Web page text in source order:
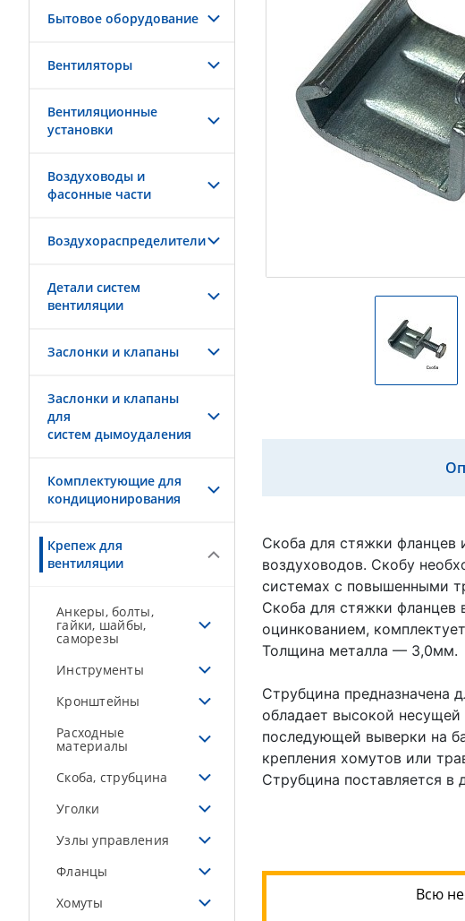
Бытовое оборудование
Вентиляторы
Вентиляционные
установки
Воздуховоды и
фасонные части
Воздухораспределители
Детали систем
вентиляции
Заслонки и клапаны
Заслонки и клапаны
для
систем дымоудаления
Комплектующие для
кондиционирования
Крепеж для
вентиляции
Анкеры, болты,
гайки, шайбы,
саморезы
Инструменты
Кронштейны
Расходные
материалы
Скоба, струбцина
Уголки
Узлы управления
Фланцы
Хомуты
Скоба для стяжки фланцев
воздуховодов. Скобу
системах с повышенными
Скоба для стяжки фланцев
оцинкованием,
Толщина металла — 3,0мм.
Струбцина предназначена
обладает высокой несущей
последующей выверки на
крепления хомутов или
Струбцина поставляется в
Всю